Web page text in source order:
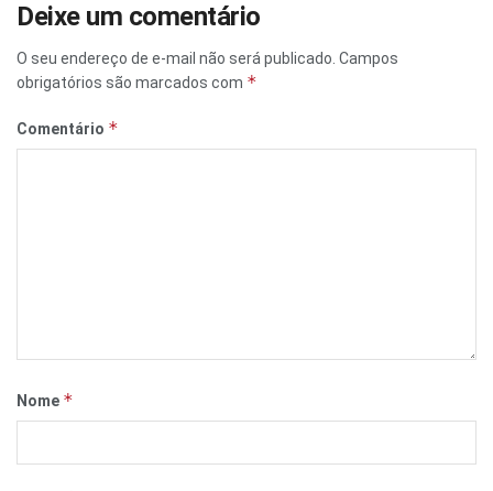
Deixe um comentário
O seu endereço de e-mail não será publicado. Campos
obrigatórios são marcados com *
Comentário *
Nome *